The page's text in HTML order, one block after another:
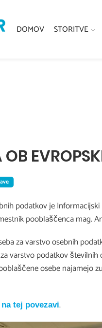
DOMOV STORITVE
podatkov je
pooblaščenca mag.
za varstvo osebnih
varstvo podatkov
osebe najamejo
na tej povezavi.